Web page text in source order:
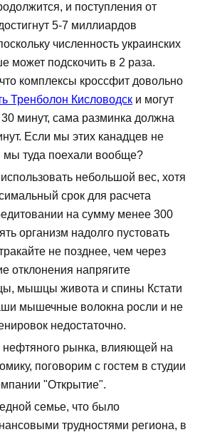
и поступления от
5-7 миллиардов
численность украинских
может подскочить в 2 раза.
комплексы кроссфит довольно
Тренболон Кисловодск и могут
30 минут, сама разминка должна
Если мы этих канадцев не
мы туда поехали вообще?
небольшой вес, хотя
срок для расчета
на сумму менее 300
организм надолго пустовать
не позднее, чем через
отклонения напрягите
мышцы живота и спины Кстати
мышечные волокна росли и не
недостаточно.
нефтяного рынка, влияющей на
поговорим с гостем в студии
"Открытие".
семье, что было
трудностями региона, в